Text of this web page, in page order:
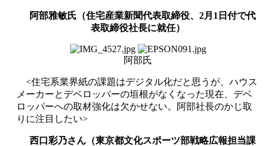
阿部雅敏氏（住宅産業新聞代表取締役、 2月 1 日付で代
表取締役社長に就任）
阿部氏
<住宅系業界紙の課題はデジタル化だと思うが、ハウス
メーカーとデベロッパーの垣根がなくなった現在、デベ
ロッパーへの取材強化は欠かせない。阿部社長のかじ取
りに注目したい>
西口彩乃さん（東京都文化スポーツ部戦略広報担当課